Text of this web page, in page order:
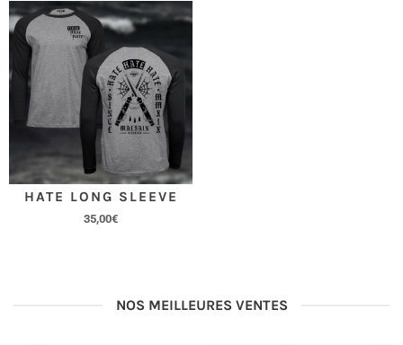
HATE LONG SLEEVE
35,00€
NOS MEILLEURES VENTES